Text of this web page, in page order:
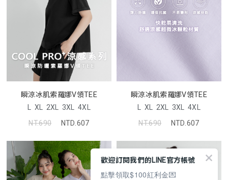
瞬涼冰肌索羅娜V領TEE
L XL 2XL 3XL 4XL
NT.690
NTD.607
瞬涼冰肌索羅娜V領TEE
L XL 2XL 3XL 4XL
NT.690
NTD.607
歡迎訂閱我們的LINE官方帳號
點擊領取$100紅利金💌